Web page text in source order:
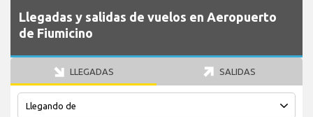
Llegadas y salidas de vuelos en Aeropuerto
de Fiumicino
LLEGADAS SALIDAS